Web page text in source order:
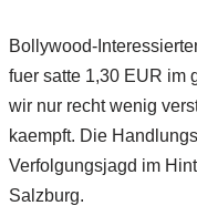
Bollywood-
fuer satte 1,30 EUR im
wir nur recht wenig
kaempft. Die
Verfolgungsjagd im
Salzburg.